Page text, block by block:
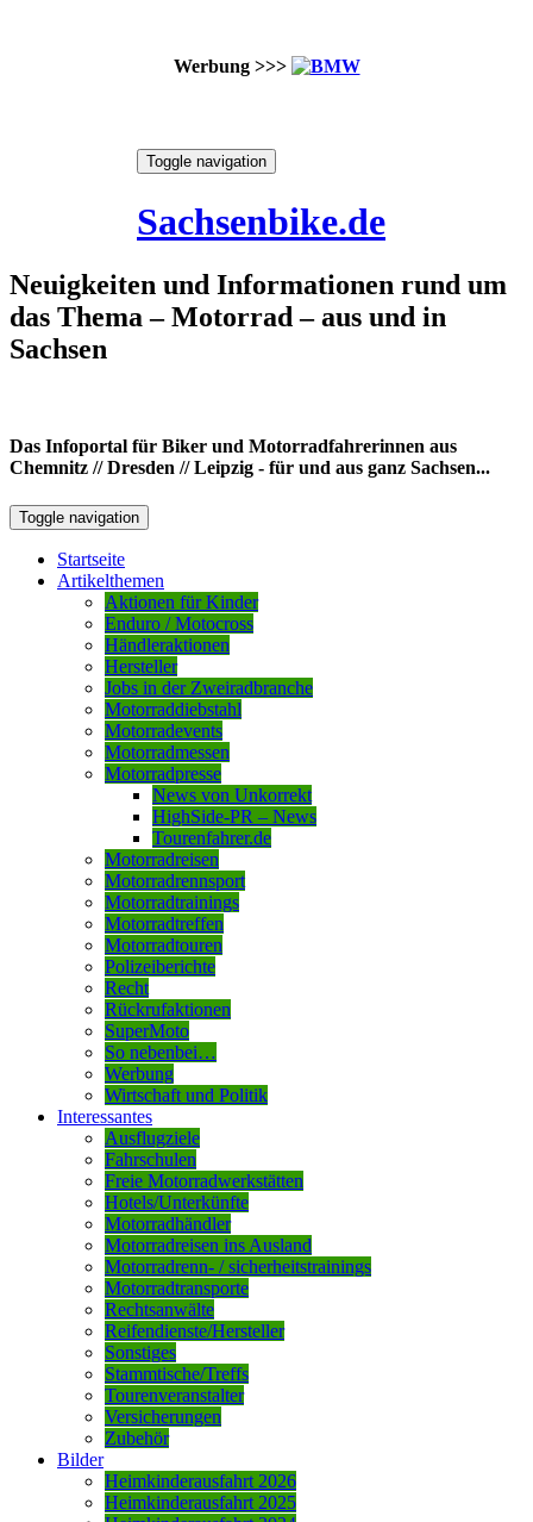
Werbung >>>
Toggle navigation
Sachsenbike.de
Neuigkeiten und Informationen rund um
das Thema – Motorrad – aus und in
Sachsen
Das Infoportal für Biker und Motorradfahrerinnen aus
Chemnitz // Dresden // Leipzig - für und aus ganz Sachsen...
Toggle navigation
Startseite
Artikelthemen
Aktionen für Kinder
Enduro / Motocross
Händleraktionen
Hersteller
Jobs in der Zweiradbranche
Motorraddiebstahl
Motorradevents
Motorradmessen
Motorradpresse
News von Unkorrekt
HighSide-PR – News
Tourenfahrer.de
Motorradreisen
Motorradrennsport
Motorradtrainings
Motorradtreffen
Motorradtouren
Polizeiberichte
Recht
Rückrufaktionen
SuperMoto
So nebenbei…
Werbung
Wirtschaft und Politik
Interessantes
Ausflugziele
Fahrschulen
Freie Motorradwerkstätten
Hotels/Unterkünfte
Motorradhändler
Motorradreisen ins Ausland
Motorradrenn- / sicherheitstrainings
Motorradtransporte
Rechtsanwälte
Reifendienste/Hersteller
Sonstiges
Stammtische/Treffs
Tourenveranstalter
Versicherungen
Zubehör
Bilder
Heimkinderausfahrt 2026
Heimkinderausfahrt 2025